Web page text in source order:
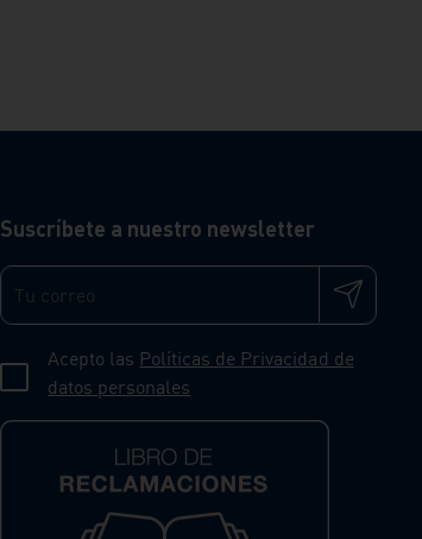
Suscríbete a nuestro newsletter
Acepto las Políticas de Privacidad de
datos personales